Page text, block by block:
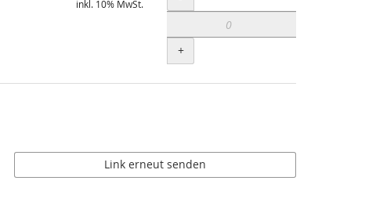
inkl. 10% MwSt.
+
Link erneut senden